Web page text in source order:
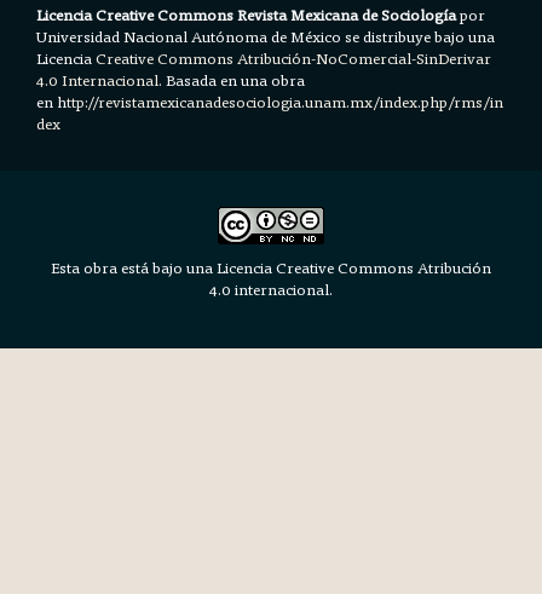
Licencia Creative Commons Revista Mexicana de Sociologíapor
Universidad Nacional Autónoma de México se distribuye bajo una
LicenciaCreative Commons Atribución-NoComercial-SinDerivar
4.0 Internacional.Basada en una obra
en http://revistamexicanadesociologia.unam.mx/index.php/rms/in
dex
Esta obra está bajo una Licencia Creative Commons Atribución
4.0 internacional.